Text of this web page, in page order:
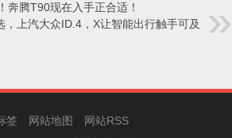
奔腾T90现在入手正合适！
，上汽大众ID.4，X让智能出行触手可及
签 网站地图 网站RSS